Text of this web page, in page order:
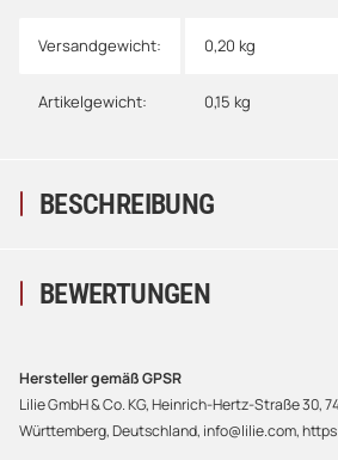
Versandgewicht: 0,20 kg
Artikelgewicht: 0,15 kg
BESCHREIBUNG
BEWERTUNGEN
Hersteller gemäß GPSR
Lilie GmbH & Co. KG, Heinrich-Hertz-Straße 30,
Württemberg, Deutschland, info@lilie.com,